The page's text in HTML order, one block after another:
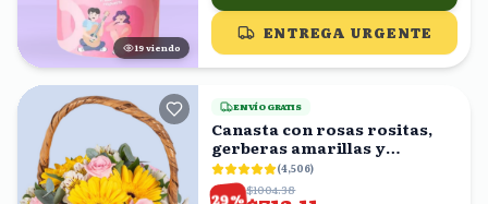
20 viendo
ENTREGA URGENTE
ENVÍO GRATIS
Canasta con rosas rositas,
gerberas amarillas y
astromelias blancas
(4,506)
29%$1004.38